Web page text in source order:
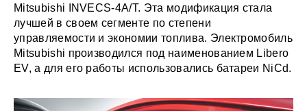
Mitsubishi INVECS-4A/T. Эта модификация стала
лучшей в своем сегменте по степени
управляемости и экономии топлива. Электромобиль
Mitsubishi производился под наименованием Libero
EV, а для его работы использовались батареи NiCd.